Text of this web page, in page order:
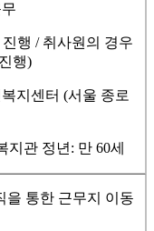
행 / 취사원의 경우
행)
지센터 (서울 종로
관 정년: 만 60세
통한 근무지 이동